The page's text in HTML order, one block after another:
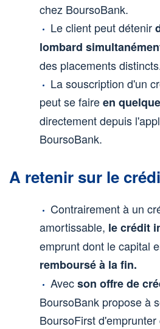
chez BoursoBank.
Le client peut détenir
lombard
des placements
La souscription d'un
peut se faireen
directement depuis
BoursoBank.
A retenir sur le
Contrairement à un
amortissable, le crédit
emprunt dont le capital
remboursé à la fin.
Avecson offre de
BoursoBank propose à
BoursoFirst d'emprunter